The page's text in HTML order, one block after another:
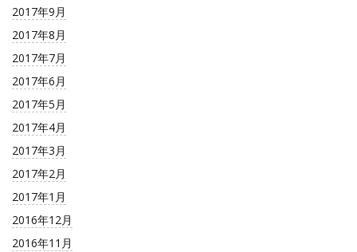
2017年9月
2017年8月
2017年7月
2017年6月
2017年5月
2017年4月
2017年3月
2017年2月
2017年1月
2016年12月
2016年11月